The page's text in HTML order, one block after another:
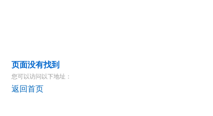
页面没有找到
您可以访问以下地址：
返回首页